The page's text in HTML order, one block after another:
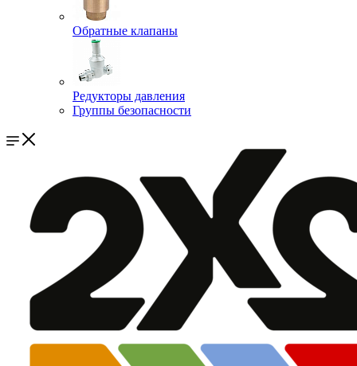
Обратные клапаны
Редукторы давления
Группы безопасности